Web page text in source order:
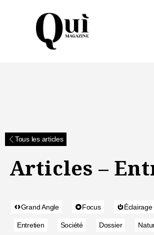
Tous les articles
Articles –
Grand Angle Focus Éclairage
Entretien Société Dossier